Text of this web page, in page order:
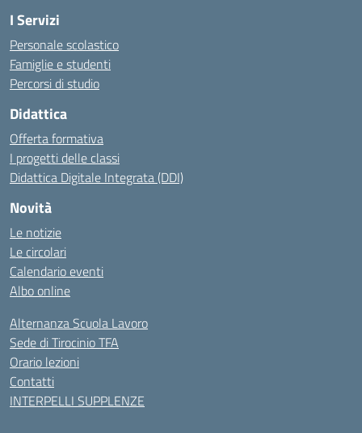
I Servizi
Personale scolastico
Famiglie e studenti
Percorsi di studio
Didattica
Offerta formativa
I progetti delle classi
Didattica Digitale Integrata (DDI)
Novità
Le notizie
Le circolari
Calendario eventi
Albo online
Alternanza Scuola Lavoro
Sede di Tirocinio TFA
Orario lezioni
Contatti
INTERPELLI SUPPLENZE